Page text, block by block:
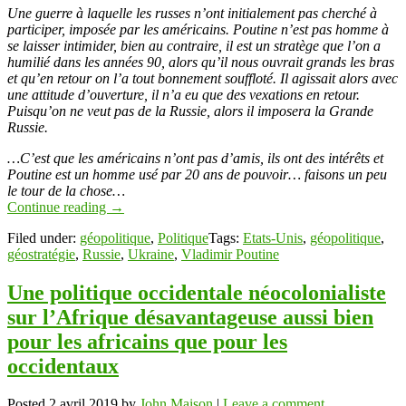
Link
Partager
Une guerre à laquelle les russes n’ont initialement pas cherché à
participer, imposée par les américains. Poutine n’est pas homme à
se laisser intimider, bien au contraire, il est un stratège que l’on a
humilié dans les années 90, alors qu’il nous ouvrait grands les bras
et qu’en retour on l’a tout bonnement souffloté. Il agissait alors avec
une attitude d’ouverture, il n’a eu que des vexations en retour.
Puisqu’on ne veut pas de la Russie, alors il imposera la Grande
Russie.
…C’est que les américains n’ont pas d’amis, ils ont des intérêts et
Poutine est un homme usé par 20 ans de pouvoir… faisons un peu
le tour de la chose…
Continue reading →
Filed under: géopolitique, PolitiqueTags: Etats-Unis, géopolitique,
géostratégie, Russie, Ukraine, Vladimir Poutine
Une politique occidentale néocolonialiste
sur l’Afrique désavantageuse aussi bien
pour les africains que pour les
occidentaux